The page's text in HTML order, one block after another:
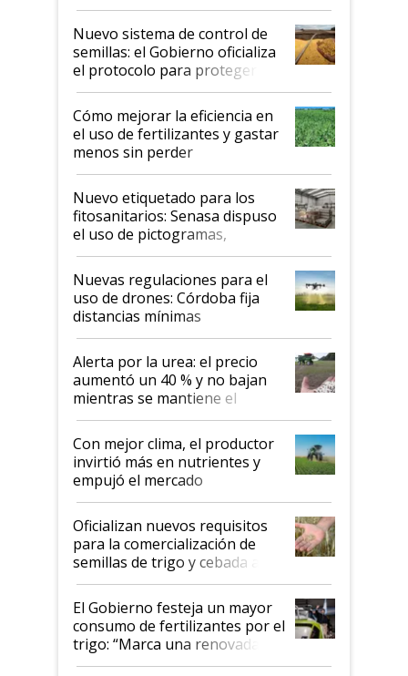
Nuevo sistema de control de
semillas: el Gobierno oficializa
el protocolo para proteger la
propiedad intelectual
Cómo mejorar la eficiencia en
el uso de fertilizantes y gastar
menos sin perder
productividad en la campaña
fina
Nuevo etiquetado para los
fitosanitarios: Senasa dispuso
el uso de pictogramas,
palabras de advertencia e
indicaciones
Nuevas regulaciones para el
uso de drones: Córdoba fija
distancias mínimas
Alerta por la urea: el precio
aumentó un 40 % y no bajan
mientras se mantiene el
conflicto en Medio Oriente
Con mejor clima, el productor
invirtió más en nutrientes y
empujó el mercado
Oficializan nuevos requisitos
para la comercialización de
semillas de trigo y cebada a
granel
El Gobierno festeja un mayor
consumo de fertilizantes por el
trigo: “Marca una renovada
confianza de los productores”